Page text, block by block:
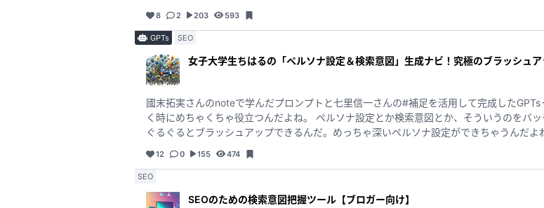
イターさんやブロガーさん、これからクラウドワークスとかランサーズ、ココナラみた
は、めっちゃおすすめしたいな。 このGPTsもまだまだ進化させていきたいから、みんなからの「これいらないかも」だったり「こういうのあった
8 2 203 593
GPTs SEO
女子大学生ちはるの「ペルソナ設定＆検索意図」生成ナビ！究極のブラッシュ
國末拓実さんのnoteで学んだプロンプトと七里信一さんの#補足を活用して完成した
く時にめちゃくちゃ役立つんだよね。 ペルソナ設定とか検索意図とか、そういうのをバッチリナビゲートしてくれるから、ユーザーが満足するまで
ぐるぐるとブラッシュアップできるんだ。めっちゃ深いペルソナ設定ができちゃうんだよね。 SEO記事書いてるライターさんやブロガーさん
からクラウドワークスとかランサーズ、ココナラみたいなクラウドソーシング使って記
このGPTsもまだまだ進化させていきたいから、みんなからの「これいらないかも」だっ
12 0 155 474
SEO
SEOのための検索意図把握ツール【ブロガー向け】